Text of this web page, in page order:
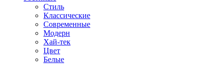
Стиль
Классические
Современные
Модерн
Хай-тек
Цвет
Белые